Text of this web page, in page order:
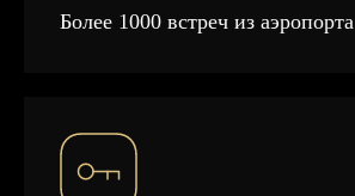
Более 1000 встреч из аэропорта